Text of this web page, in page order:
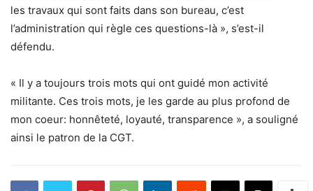
les travaux qui sont faits dans son bureau, c’est
l’administration qui règle ces questions-là », s’est-il
défendu.
« Il y a toujours trois mots qui ont guidé mon activité
militante. Ces trois mots, je les garde au plus profond de
mon coeur: honnêteté, loyauté, transparence », a souligné
ainsi le patron de la CGT.